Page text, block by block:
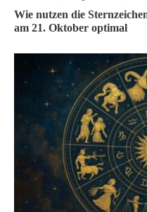
Wie nutzen die
am 21. Oktober optimal